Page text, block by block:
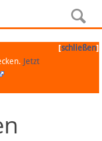
[schließen]
Jetzt